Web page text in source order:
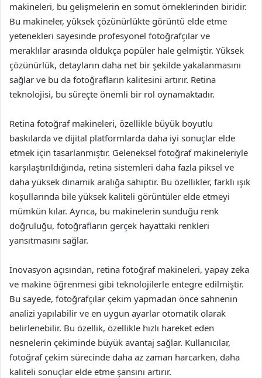
makineleri, bu gelişmelerin en somut örneklerinden biridir.
Bu makineler, yüksek çözünürlükte görüntü elde etme
yetenekleri sayesinde profesyonel fotoğrafçılar ve
meraklılar arasında oldukça popüler hale gelmiştir. Yüksek
çözünürlük, detayların daha net bir şekilde yakalanmasını
sağlar ve bu da fotoğrafların kalitesini artırır. Retina
teknolojisi, bu süreçte önemli bir rol oynamaktadır.
Retina fotoğraf makineleri, özellikle büyük boyutlu
baskılarda ve dijital platformlarda daha iyi sonuçlar elde
etmek için tasarlanmıştır. Geleneksel fotoğraf makineleriyle
karşılaştırıldığında, retina sistemleri daha fazla piksel ve
daha yüksek dinamik aralığa sahiptir. Bu özellikler, farklı ışık
koşullarında bile yüksek kaliteli görüntüler elde etmeyi
mümkün kılar. Ayrıca, bu makinelerin sunduğu renk
doğruluğu, fotoğrafların gerçek hayattaki renkleri
yansıtmasını sağlar.
İnovasyon açısından, retina fotoğraf makineleri, yapay zeka
ve makine öğrenmesi gibi teknolojilerle entegre edilmiştir.
Bu sayede, fotoğrafçılar çekim yapmadan önce sahnenin
analizi yapılabilir ve en uygun ayarlar otomatik olarak
belirlenebilir. Bu özellik, özellikle hızlı hareket eden
nesnelerin çekiminde büyük avantaj sağlar. Kullanıcılar,
fotoğraf çekim sürecinde daha az zaman harcarken, daha
kaliteli sonuçlar elde etme şansını artırır.